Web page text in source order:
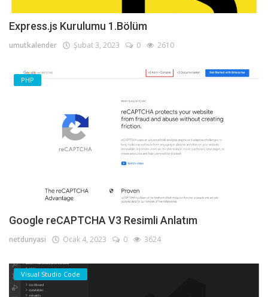
Express.js Kurulumu 1.Bölüm
umutkalender Şubat 3, 2023 0 2610
PHP
Google reCAPTCHA V3 Resimli Anlatım
netdunyasi Ocak 4, 2023 0 3624
Visual Studio Code